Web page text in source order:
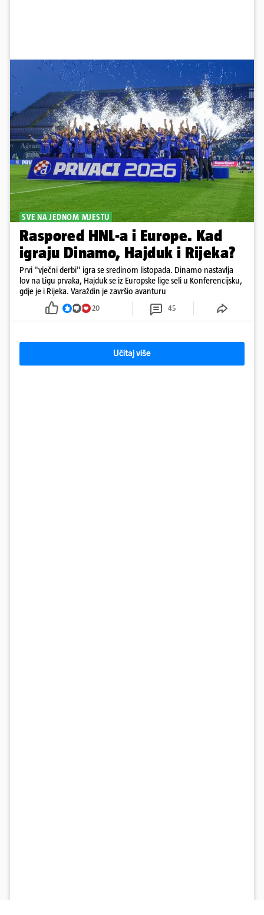
SVE NA JEDNOM MJESTU
Raspored HNL-a i Europe. Kad
igraju Dinamo, Hajduk i Rijeka?
Prvi "vječni derbi" igra se sredinom listopada. Dinamo nastavlja
lov na Ligu prvaka, Hajduk se iz Europske lige seli u Konferencijsku,
gdje je i Rijeka. Varaždin je završio avanturu
20 45
Učitaj više